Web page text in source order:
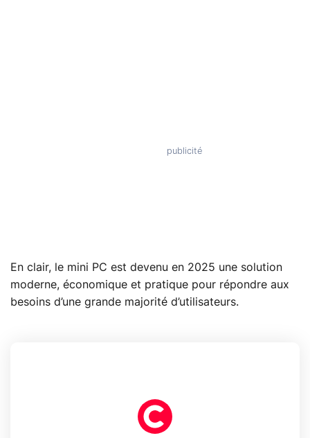
En clair, le mini PC est devenu en 2025 une solution
moderne, économique et pratique pour répondre aux
besoins d’une grande majorité d’utilisateurs.